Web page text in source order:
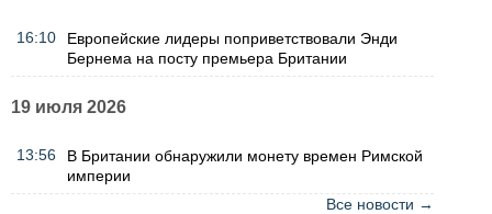
16:10
Европейские лидеры поприветствовали Энди
Бернема на посту премьера Британии
19 июля 2026
13:56
В Британии обнаружили монету времен Римской
империи
Все новости →